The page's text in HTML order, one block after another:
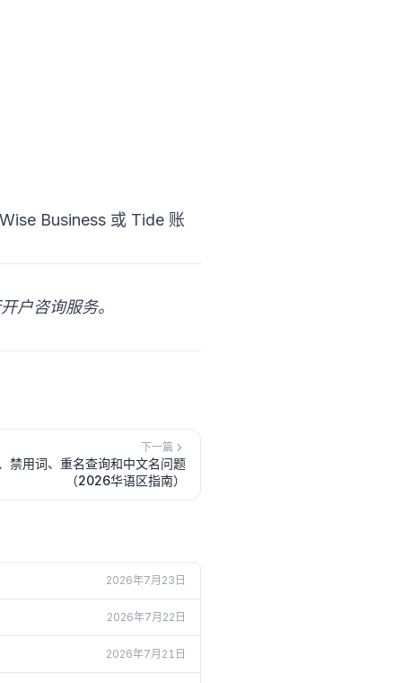
Business 或 Tide 账
户咨询服务。
下一篇
禁用词、重名查询和中文名问题
（2026华语区指南）
2026年7月23日
2026年7月22日
2026年7月21日